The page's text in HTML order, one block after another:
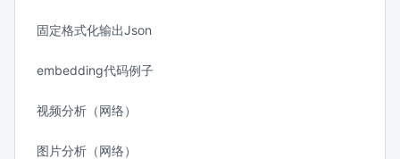
固定格式化输出Json
embedding代码例子
视频分析（网络）
图片分析（网络）